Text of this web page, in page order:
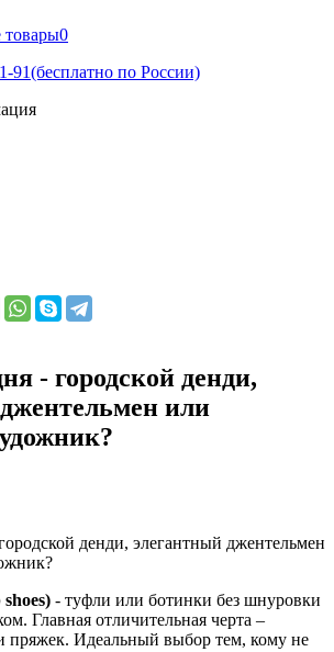
товары0
91(бесплатно по России)
- городской денди,
или
денди, элегантный джентельмен
- туфли или ботинки без шнуровки
Главная отличительная черта –
пряжек. Идеальный выбор тем, кому не